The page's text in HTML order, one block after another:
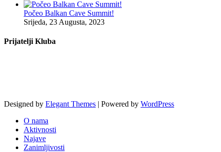
Počeo Balkan Cave Summit!
Srijeda, 23 Augusta, 2023
Prijatelji Kluba
Designed by Elegant Themes | Powered by WordPress
O nama
Aktivnosti
Najave
Zanimljivosti